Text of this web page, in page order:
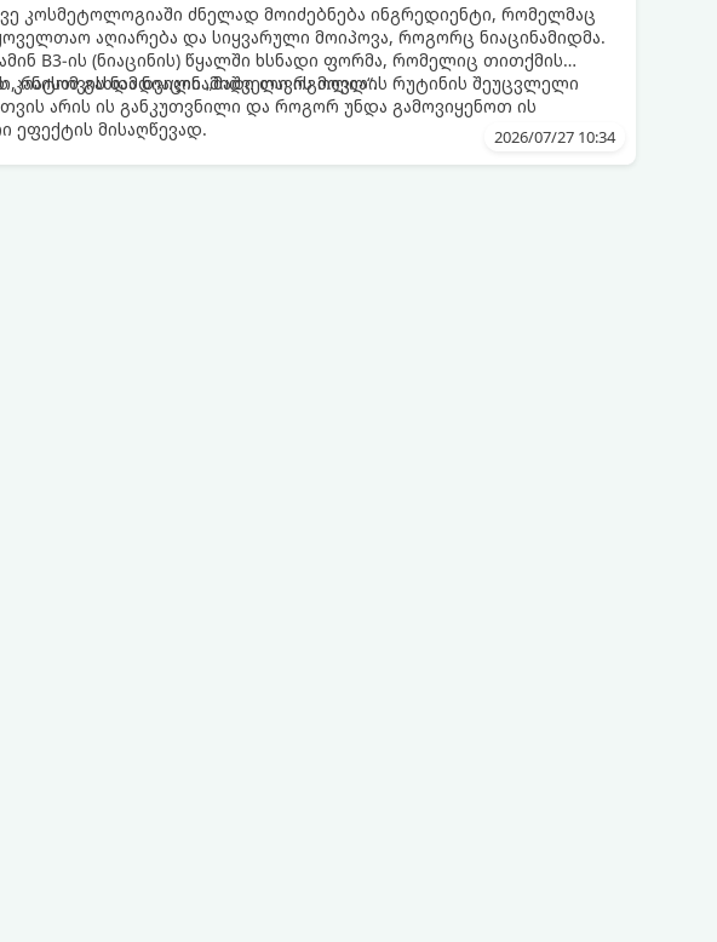
კოსმეტოლოგიაში ძნელად მოიძებნება ინგრედიენტი, რომელმაც
აღიარება და სიყვარული მოიპოვა, როგორც ნიაცინამიდმა.
B3-ის (ნიაცინის) წყალში ხსნადი ფორმა, რომელიც თითქმის
კანისთვის ნამდვილი „მაშველი რგოლია“.
რატომ გახდა ნიაცინამიდი თავის მოვლის რუტინის შეუცვლელი
არის ის განკუთვნილი და როგორ უნდა გამოვიყენოთ ის
ეფექტის მისაღწევად.
2026/07/27 10:34